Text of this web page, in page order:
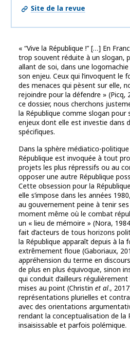
Site de la revue
« “Vive la République !” […] En
trop souvent réduite à un slogan,
allant de soi, dans une
son enjeu. Ceux qui l’invoquent
des menaces qui pèsent sur elle,
rejoindre pour la défendre » (Picq,
ce dossier, nous cherchons
la République comme slogan pour
enjeux dont elle est investie dans
spécifiques.
Dans la sphère médiatico-
République est invoquée à tout
projets les plus répressifs ou au
opposer une autre République
Cette obsession pour la
elle s’impose dans les années
au gouvernement peine à tenir
moment même où le combat
un « lieu de mémoire » (Nora,
fait d’acteurs de tous horizons
la République apparaît depuis à la
extrêmement floue (Gaboriaux,
appréhension du terme en
de plus en plus équivoque, sinon
qui conduit d’ailleurs
mises au point (Christin et al.,
représentations plurielles et
avec des orientations
rendant la conceptualisation de la
insaisissable et parfois polémique.